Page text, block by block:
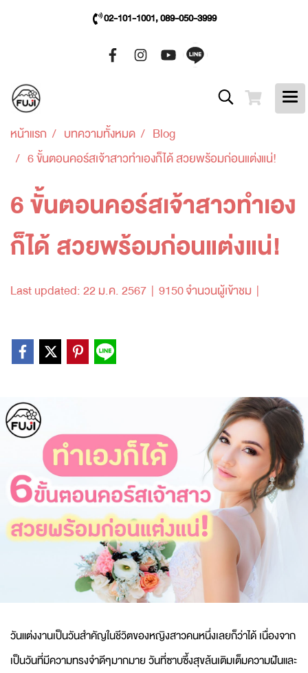
02-101-1001, 089-050-3999
หน้าแรก บทความทั้งหมด
Blog
6 ขั้นตอนคอร์สเจ้าสาวทำเองก็ได้ สวยพร้อมก่อนแต่งแน่!
6 ขั้นตอนคอร์สเจ้าสาวทำเอง
ก็ได้ สวยพร้อมก่อนแต่งแน่!
Last updated: 22 ม.ค. 2567 | 9150 จำนวนผู้เข้าชม |
วันแต่งงานเป็นวันสำคัญในชีวิตของหญิงสาวคนหนึ่งเลยก็ว่าได้ เนื่องจาก
เป็นวันที่มีความทรงจำดีๆมากมาย วันที่ซาบซึ้งสุขล้นเติมเต็มความฝันและ